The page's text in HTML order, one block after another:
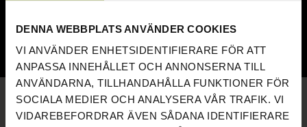
DENNA WEBBPLATS ANVÄNDER COOKIES
VI ANVÄNDER ENHETSIDENTIFIERARE FÖR ATT
ANPASSA INNEHÅLLET OCH ANNONSERNA TILL
ANVÄNDARNA, TILLHANDAHÅLLA FUNKTIONER FÖR
SOCIALA MEDIER OCH ANALYSERA VÅR TRAFIK. VI
VIDAREBEFORDRAR ÄVEN SÅDANA IDENTIFIERARE
SNABBA LÄNKAR
OM GYMKOMPANIET